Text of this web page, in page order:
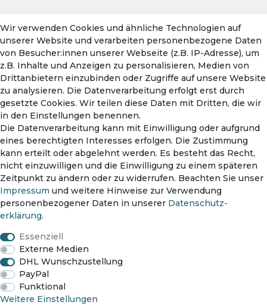
Konto
Mein Konto
Warenkorb
Zahlungsmethoden
Impressum
Wir verwenden Cookies und ähnliche Technologien auf
unserer Website und verarbeiten personenbezogene Daten
von Besucher:innen unserer Webseite (z.B. IP-Adresse), um
z.B. Inhalte und Anzeigen zu personalisieren, Medien von
Drittanbietern einzubinden oder Zugriffe auf unsere Website
zu analysieren. Die Datenverarbeitung erfolgt erst durch
gesetzte Cookies. Wir teilen diese Daten mit Dritten, die wir
in den Einstellungen benennen.
Die Datenverarbeitung kann mit Einwilligung oder aufgrund
eines berechtigten Interesses erfolgen. Die Zustimmung
kann erteilt oder abgelehnt werden. Es besteht das Recht,
nicht einzuwilligen und die Einwilligung zu einem späteren
Zeitpunkt zu ändern oder zu widerrufen. Beachten Sie unser
Impressum und weitere Hinweise zur Verwendung
personenbezogener Daten in unserer Daten­schutz­
erklärung.
Essenziell
Externe Medien
DHL Wunschzustellung
PayPal
Funktional
Weitere Einstellungen